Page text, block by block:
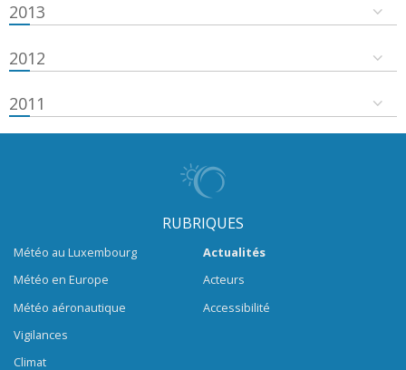
2013
2012
2011
RUBRIQUES
Météo au Luxembourg
Météo en Europe
Météo aéronautique
Vigilances
Climat
Actualités
Acteurs
Accessibilité